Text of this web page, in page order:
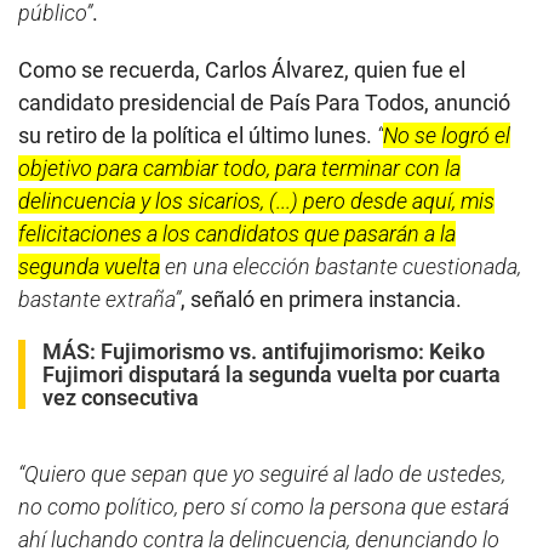
público”.
Como se recuerda, Carlos Álvarez, quien fue el
candidato presidencial de País Para Todos, anunció
su retiro de la política el último lunes. “No se logró el
objetivo para cambiar todo, para terminar con la
delincuencia y los sicarios, (...) pero desde aquí, mis
felicitaciones a los candidatos que pasarán a la
segunda vueltaen una elección bastante cuestionada,
bastante extraña”, señaló en primera instancia.
MÁS: Fujimorismo vs. antifujimorismo: Keiko
Fujimori disputará la segunda vuelta por cuarta
vez consecutiva
“Quiero que sepan que yo seguiré al lado de ustedes,
no como político, pero sí como la persona que estará
ahí luchando contra la delincuencia, denunciando lo